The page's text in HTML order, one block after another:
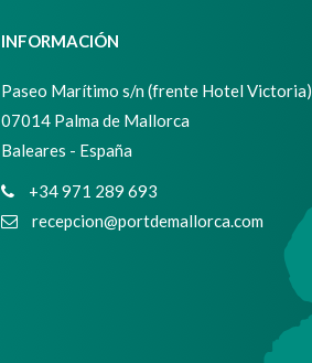
INFORMACIÓN
Paseo Marítimo s/n (frente Hotel Victoria)
07014 Palma de Mallorca
Baleares - España
+34 971 289 693
recepcion@portdemallorca.com